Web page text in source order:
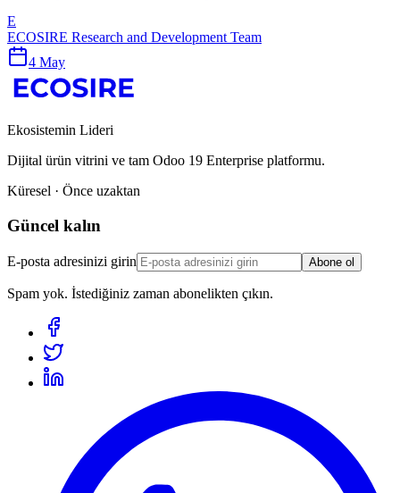
E
ECOSIRE Research and Development Team
4 May
Ekosistemin Lideri
Dijital ürün vitrini ve tam Odoo 19 Enterprise platformu.
Küresel · Önce uzaktan
Güncel kalın
E-posta adresinizi girin Abone ol
Spam yok. İstediğiniz zaman abonelikten çıkın.